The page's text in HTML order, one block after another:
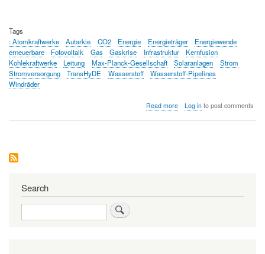
Tags
: Atomkraftwerke
Autarkie CO2 Energie Energieträger
Energiewende
erneuerbare
Fotovoltaik Gas Gaskrise Infrastruktur
Kernfusion
Kohlekraftwerke
Leitung Max-Planck-Gesellschaft Solaranlagen
Strom
Stromversorgung
TransHyDE Wasserstoff
Wasserstoff-Pipelines
Windräder
Read moreabout
Log into post comments
Search
Search